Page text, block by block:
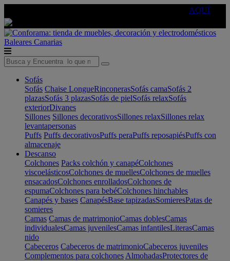
AQUÍ
Baleares Canarias
Sofás
Sofás Chaise LongueRinconerasSofás camaSofás 2
plazasSofás 3 plazasSofás de pielSofás relaxSofás
exteriorDivanes
Sillones Sillones decorativosSillones relaxSillones relax
levantapersonas
Puffs Puffs decorativosPuffs peraPuffs reposapiésPuffs con
almacenaje
Descanso
Colchones Packs colchón y canapéColchones
viscoelásticosColchones de muellesColchones de muelles
ensacadosColchones enrolladosColchones de
espumaColchones para bebéColchones hinchables
Canapés y bases CanapésBase tapizadasSomieresPatas de
somieres
Camas Camas de matrimonioCamas doblesCamas
individualesCamas juvenilesCamas infantilesLiterasCamas
nido
Cabeceros Cabeceros de matrimonioCabeceros juveniles
Complementos para colchones AlmohadasProtectores de